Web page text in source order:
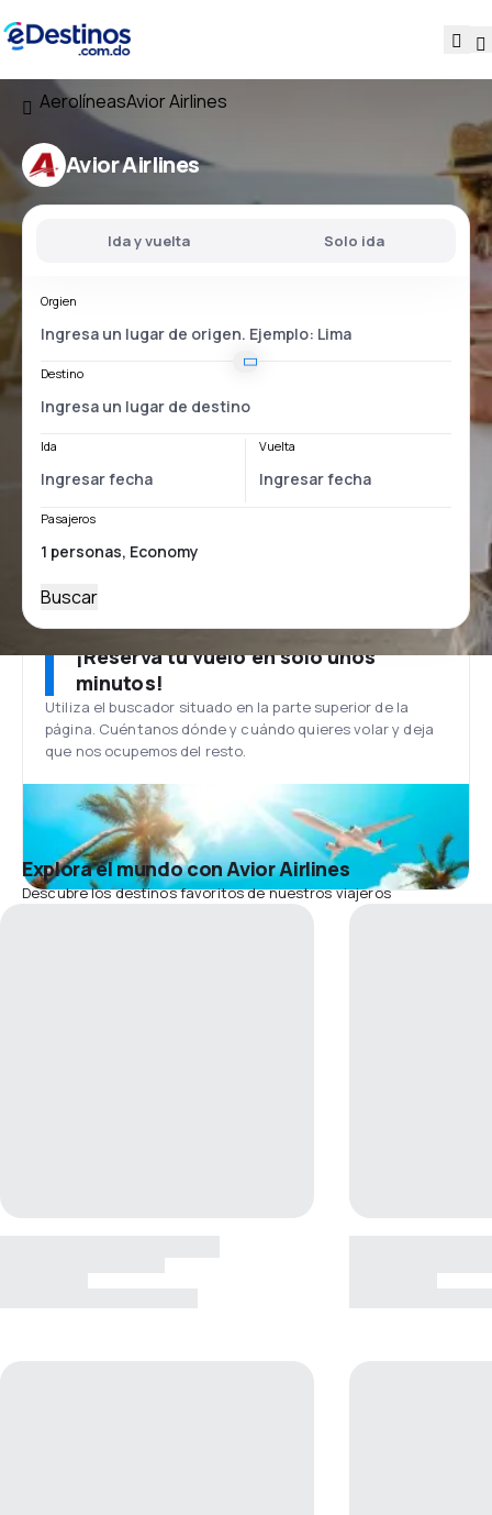
AerolíneasAvior Airlines
Avior Airlines
Ida y vuelta Solo ida
Orgien
Destino
Ida Vuelta
Pasajeros
Buscar
¡Reserva tu vuelo en solo unos
minutos!
Utiliza el buscador situado en la parte superior de la
página. Cuéntanos dónde y cuándo quieres volar y deja
que nos ocupemos del resto.
Explora el mundo con Avior Airlines
Descubre los destinos favoritos de nuestros viajeros